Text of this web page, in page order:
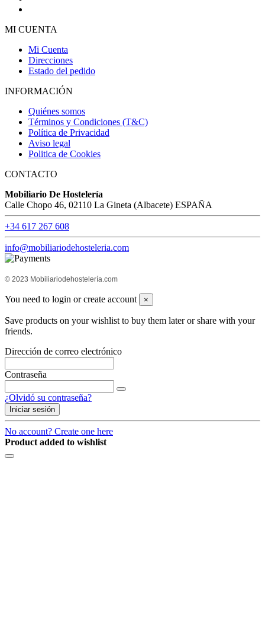
MI CUENTA
Mi Cuenta
Direcciones
Estado del pedido
INFORMACIÓN
Quiénes somos
Términos y Condiciones (T&C)
Política de Privacidad
Aviso legal
Politica de Cookies
CONTACTO
Mobiliario De Hostelería
Calle Chopo 46, 02110 La Gineta (Albacete) ESPAÑA
+34 617 267 608
info@mobiliariodehosteleria.com
© 2023 Mobiliariodehostelería.com
You need to login or create account ×
Save products on your wishlist to buy them later or share with your
friends.
Dirección de correo electrónico
Contraseña
¿Olvidó su contraseña?
Iniciar sesión
No account? Create one here
Product added to wishlist